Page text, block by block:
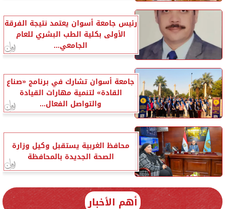
رئيس جامعة أسوان يعتمد نتيجة الفرقة
الأولى بكلية الطب البشري للعام
الجامعي...
جامعة أسوان تشارك في برنامج «صناع
القادة» لتنمية مهارات القيادة
والتواصل الفعال...
محافظ الغربية يستقبل وكيل وزارة
الصحة الجديدة بالمحافظة
أهم الأخبار